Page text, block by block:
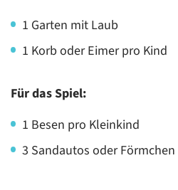
1 Garten mit Laub
1 Korb oder Eimer pro Kind
Für das Spiel:
1 Besen pro Kleinkind
3 Sandautos oder Förmchen